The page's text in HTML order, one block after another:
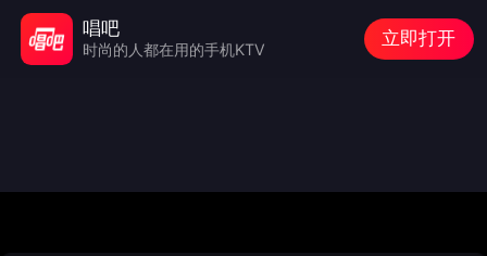
唱吧
时尚的人都在用的手机KTV
立即打开